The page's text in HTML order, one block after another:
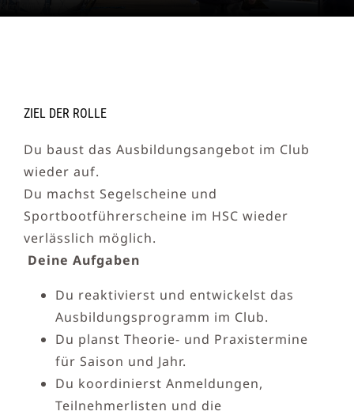
ZIEL DER ROLLE
Du baust das Ausbildungsangebot im Club
wieder auf.
Du machst Segelscheine und
Sportbootführerscheine im HSC wieder
verlässlich möglich.
Deine Aufgaben
Du reaktivierst und entwickelst das
Ausbildungsprogramm im Club.
Du planst Theorie- und Praxistermine
für Saison und Jahr.
Du koordinierst Anmeldungen,
Teilnehmerlisten und die